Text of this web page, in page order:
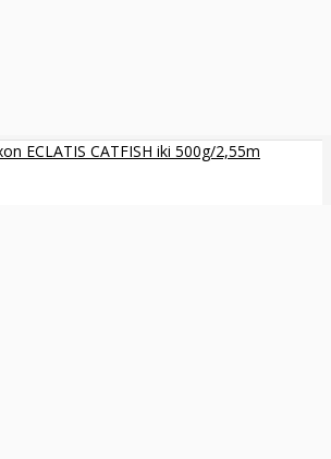
ECLATIS CATFISH iki 500g/2,55m